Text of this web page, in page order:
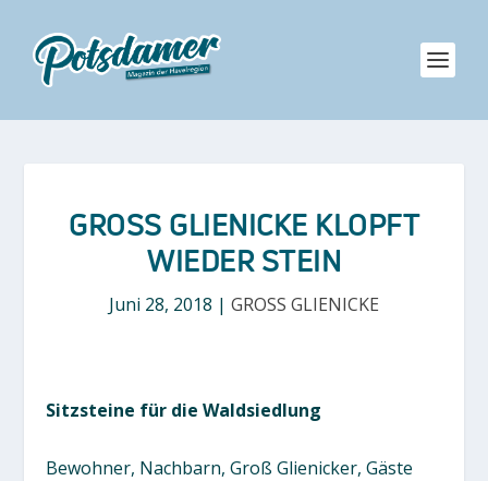
GROSS GLIENICKE KLOPFT W
IEDER STEIN
Juni 28, 2018 | GROSS GLIENICKE
Sitzsteine für die Waldsiedlung
Bewohner, Nachbarn, Groß Glienicker, Gäste